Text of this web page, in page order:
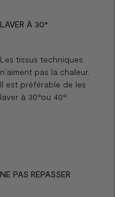
LAVER À 30°
Les tissus techniques
n'aiment pas la chaleur.
Il est préférable de les
laver à 30°ou 40°
NE PAS REPASSER